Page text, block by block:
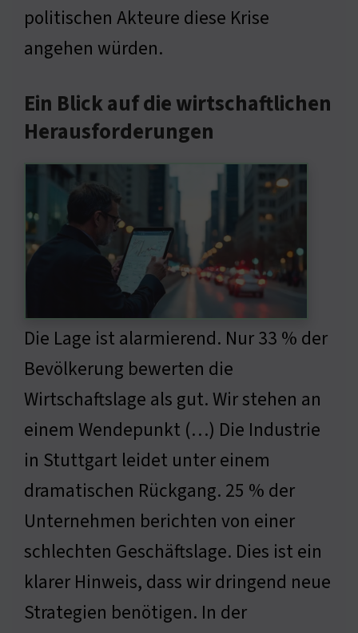
politischen Akteure diese Krise
angehen würden.
Ein Blick auf die wirtschaftlichen
Herausforderungen
Die Lage ist alarmierend. Nur 33 % der
Bevölkerung bewerten die
Wirtschaftslage als gut. Wir stehen an
einem Wendepunkt (…) Die Industrie
in Stuttgart leidet unter einem
dramatischen Rückgang. 25 % der
Unternehmen berichten von einer
schlechten Geschäftslage. Dies ist ein
klarer Hinweis, dass wir dringend neue
Strategien benötigen. In der